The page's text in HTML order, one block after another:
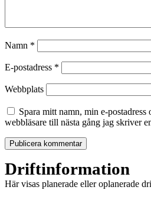
Namn *
E-postadress *
Webbplats
Spara mitt namn, min e-postadress
webbläsare till nästa gång jag skriver
Driftinformation
Här visas planerade eller oplanerade